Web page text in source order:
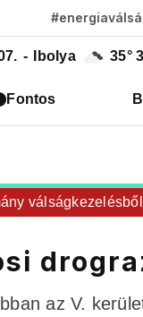
- Ibolya 35°
Fontos
válságkezelésből
az V.